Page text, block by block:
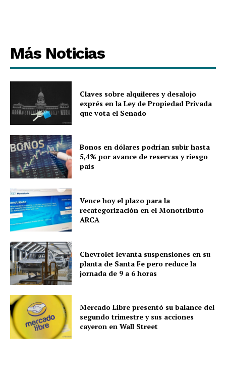
Más Noticias
Claves sobre alquileres y desalojo
exprés en la Ley de Propiedad Privada
que vota el Senado
Bonos en dólares podrían subir hasta
5,4% por avance de reservas y riesgo
país
Vence hoy el plazo para la
recategorización en el Monotributo
ARCA
Chevrolet levanta suspensiones en su
planta de Santa Fe pero reduce la
jornada de 9 a 6 horas
Mercado Libre presentó su balance del
segundo trimestre y sus acciones
cayeron en Wall Street